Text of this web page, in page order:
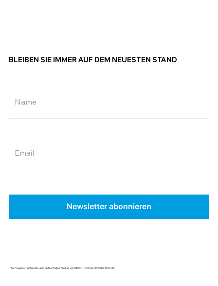
Newsletter abonnieren
BLEIBEN SIE IMMER AUF DEM NEUESTEN STAND
Bei Fragen erreichen Sie uns von Montag bis Freitag von 08:00 - 12:00 und 13:00 bis 16:00 Uhr